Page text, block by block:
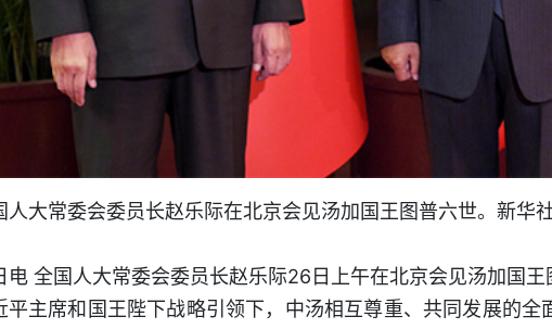
人大常委会委员长赵乐际在北京会见汤加国王图普六世。新华
电 全国人大常委会委员长赵乐际26日上午在北京会见汤加国王
平主席和国王陛下战略引领下，中汤相互尊重、共同发展的